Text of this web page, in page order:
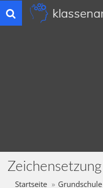
Toggle
navigation
Zeichensetzung
Startseite Grundschule